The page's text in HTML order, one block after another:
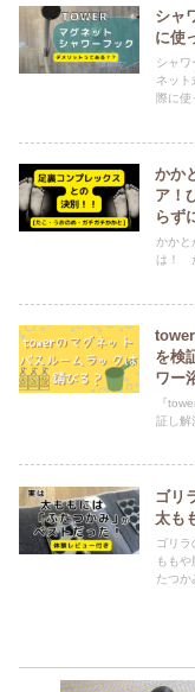
シャ
に使
シャワ
ネット
際に使
かか
ア！
らず
かかと
は！
を検
ワー
リ
『
証し解
ゴリ
太も
ゴリ
もも
たつか